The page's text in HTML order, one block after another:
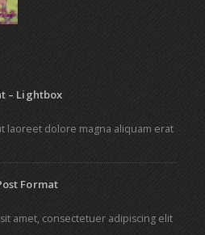
– Lightbox
laoreet dolore magna aliquam erat
Format
amet, consectetuer adipiscing elit